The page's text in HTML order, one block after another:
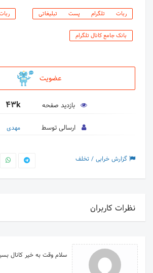
ربات تلگرام پست تبلیغاتی
بانک جامع کانال تلگرام
عضویت
بازدید صفحه 43k
ارسالی توسط مهدی
گزارش خرابی / تخلف
نظرات کاربران
سلام وقت به خیر کانال